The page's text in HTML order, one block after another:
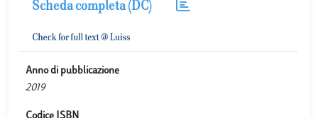
Scheda completa (DC)
Anno di pubblicazione
2019